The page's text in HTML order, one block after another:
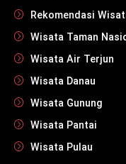
Rekomendasi
Wisata Taman
Wisata Air Terjun
Wisata Danau
Wisata Gunung
Wisata Pantai
Wisata Pulau